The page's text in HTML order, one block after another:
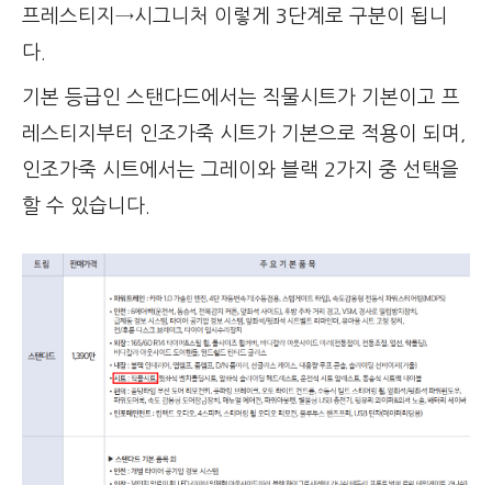
프레스티지→시그니처 이렇게 3단계로 구분이 됩니
다.
기본 등급인 스탠다드에서는 직물시트가 기본이고 프
레스티지부터 인조가죽 시트가 기본으로 적용이 되며,
인조가죽 시트에서는 그레이와 블랙 2가지 중 선택을
할 수 있습니다.